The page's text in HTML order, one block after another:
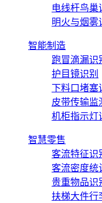
电线杆鸟巢
明火与烟雾
智能制造
跑冒滴漏识
护目镜识别
下料口堵塞
皮带传输监
机柜指示灯
智慧零售
客流特征识
客流密度统
贵重物品识
扶梯大件行